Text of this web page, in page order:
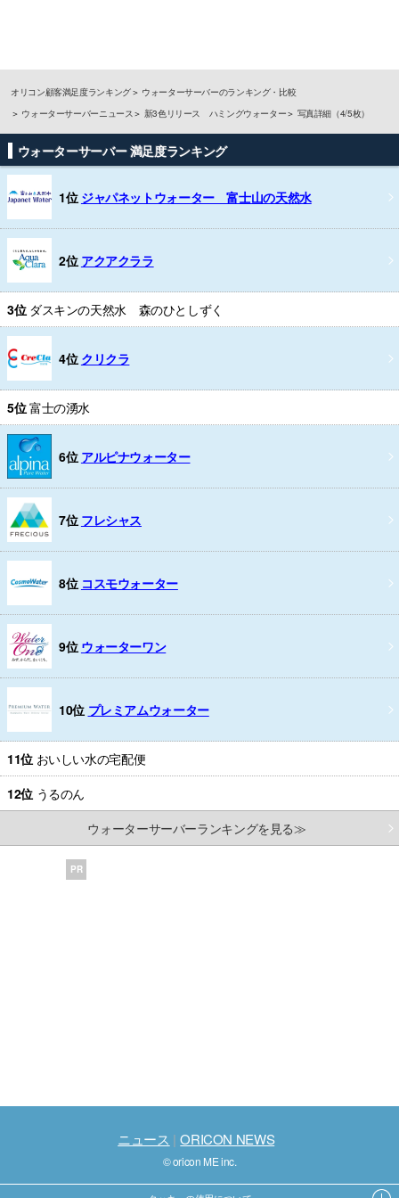
オリコン顧客満足度ランキング
ウォーターサーバーのランキング・比較
ウォーターサーバーニュース
新3色リリース ハミングウォーター 写真詳細（4/5枚）
ウォーターサーバー 満足度ランキング
1位 ジャパネットウォーター 富士山の天然水
2位 アクアクララ
3位 ダスキンの天然水 森のひとしずく
4位 クリクラ
5位富士の湧水
6位 アルピナウォーター
7位 フレシャス
8位 コスモウォーター
9位 ウォーターワン
10位 プレミアムウォーター
11位 おいしい水の宅配便
12位 うるのん
ウォーターサーバーランキングを見る≫
PR
ニュース ORICON NEWS
© oricon ME inc.